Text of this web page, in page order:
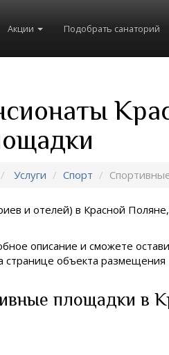
Акции Подобрать санаторий
Услуги Спорт
и отелей) в Красной
описание и сможете
странице объекта размещения
площадки в